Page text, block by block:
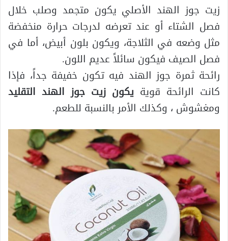
زيت جوز الهند الأصلي يكون متجمد وصلب خلال
فصل الشتاء أو عند تعرضه لدرجات حرارة منخفضة
مثل وضعه في الثلاجة، ويكون بلون أبيض، أما في
فصل الصيف فيكون سائلاً عديم اللون.
رائحة ثمرة جوز الهند فيه تكون خفيفة جداً، فإذا
كانت الرائحة قوية يكون زيت جوز الهند التقليد
ومغشوش ، وكذلك الأمر بالنسبة للطعم.